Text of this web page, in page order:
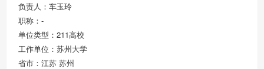
负责人：车玉玲
职称：-
单位类型：211高校
工作单位：苏州大学
省市：江苏 苏州